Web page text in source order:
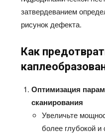
затвердеванием
рисунок дефекта.
Как
Оптимизация
сканирования
Увеличьте
более глубокой